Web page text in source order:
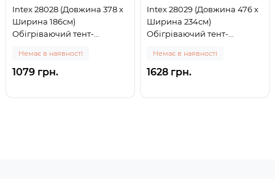
Intex 28028 (Довжина 378 x
Ширина 186см)
Обігріваючий тент-
для басейну, 400x200см (0)
Немає в наявності
1079 грн.
Intex 28029 (Довжина 476 x
Ширина 234см)
Обігріваючий тент-
для басейну, 488x244см (0)
Немає в наявності
1628 грн.